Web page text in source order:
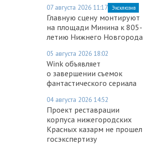
07 августа 2026 11:17 Эксклюзив
Главную сцену монтируют
на площади Минина к 805-
летию Нижнего Новгорода
05 августа 2026 18:02
Wink объявляет
о завершении съемок
фантастического сериала
04 августа 2026 14:52
Проект реставрации
корпуса нижегородских
Красных казарм не прошел
госэкспертизу